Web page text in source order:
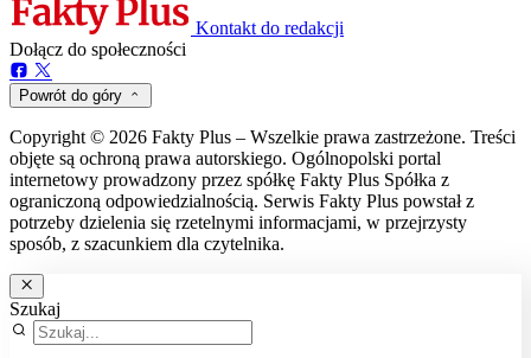
Kontakt do redakcji
Dołącz do społeczności
Powrót do góry
Copyright © 2026 Fakty Plus – Wszelkie prawa zastrzeżone. Treści
objęte są ochroną prawa autorskiego. Ogólnopolski portal
internetowy prowadzony przez spółkę Fakty Plus Spółka z
ograniczoną odpowiedzialnością. Serwis Fakty Plus powstał z
potrzeby dzielenia się rzetelnymi informacjami, w przejrzysty
sposób, z szacunkiem dla czytelnika.
Szukaj